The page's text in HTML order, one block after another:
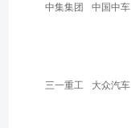
中集集团 中国中车
三一重工 大众汽车